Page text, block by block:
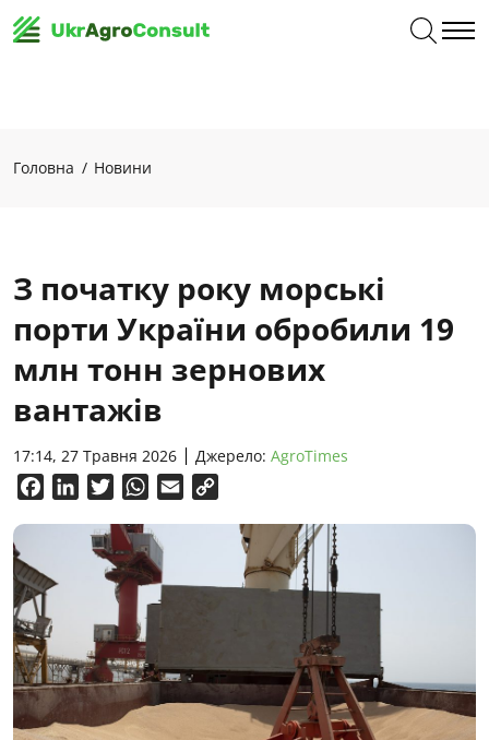
Головна Новини
З початку року морські
порти України обробили 19
млн тонн зернових
вантажів
17:14, 27 Травня 2026 Джерело: AgroTimes
FacebookLinkedInTwitterWhatsApp
Email